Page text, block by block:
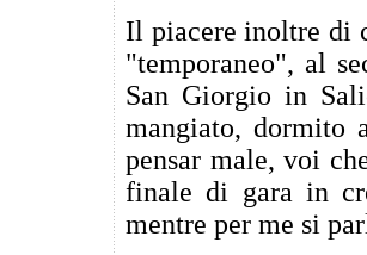
Il piacere inoltre di
"temporaneo", al
San Giorgio in
mangiato, dormito
pensar male, voi
finale di gara in
mentre per me si